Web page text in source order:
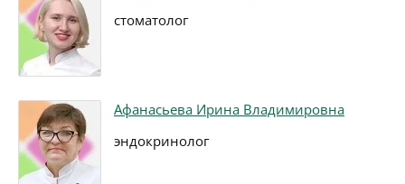
стоматолог
Афанасьева Ирина Владимировна
эндокринолог